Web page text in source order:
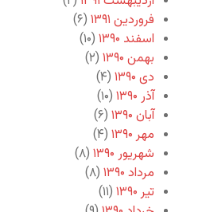
فروردین ۱۳۹۱
(۶)
اسفند ۱۳۹۰
(۱۰)
بهمن ۱۳۹۰
(۲)
دی ۱۳۹۰
(۴)
آذر ۱۳۹۰
(۱۰)
آبان ۱۳۹۰
(۶)
مهر ۱۳۹۰
(۴)
شهریور ۱۳۹۰
(۸)
مرداد ۱۳۹۰
(۸)
تیر ۱۳۹۰
(۱۱)